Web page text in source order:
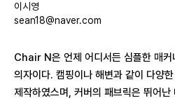
이시영
sean18@naver.com
Chair N은 언제 어디서든 심플한 매커
의자이다. 캠핑이나 해변과 같이 다양
제작하였스며, 커버의 패브릭은 뛰어난